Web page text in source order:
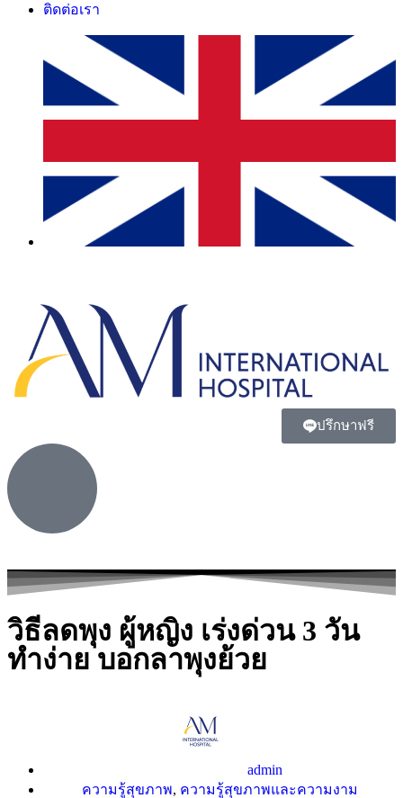
ติดต่อเรา
ปรึกษาฟรี
วิธีลดพุง ผู้หญิง เร่งด่วน 3 วัน
ทำง่าย บอกลาพุงย้วย
admin
ความรู้สุขภาพ, ความรู้สุขภาพและความงาม